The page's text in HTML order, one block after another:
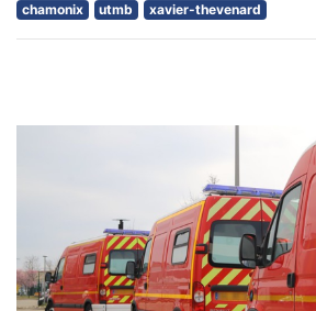
chamonix utmb xavier-thevenard